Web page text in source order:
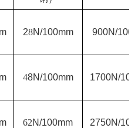
28N/100mm 900N/
48N/100mm 1700N/
62N/100mm 2750N/